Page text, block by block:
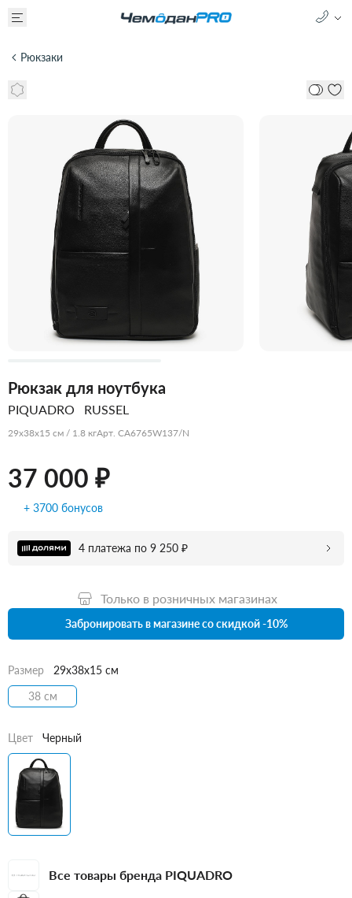
Рюкзаки
Рюкзак для ноутбука
PIQUADRO RUSSEL
29x38x15 см / 1.8 кгАрт. CA6765W137/N
37 000 ₽
+ 3700 бонусов
4 платежа по 9 250 ₽
Только в розничных магазинах
Забронировать в магазине со скидкой -10%
Размер
29x38x15 см
38 см
Цвет Черный
Все товары бренда PIQUADRO